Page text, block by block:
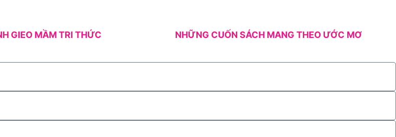
GIEO MẦM TRI THỨC NHỮNG CUỐN SÁCH MANG THEO ƯỚC MƠ